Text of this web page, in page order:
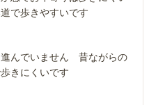
で歩きやすいです
んでいません 昔ながらの
きにくいです